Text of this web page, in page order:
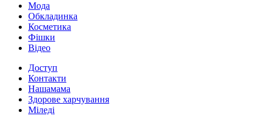
Мода
Обкладинка
Косметика
Фішки
Відео
Доступ
Контакти
Нашамама
Здорове харчування
Міледі